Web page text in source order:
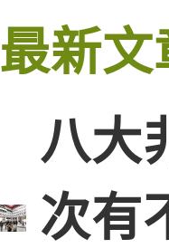
最新文
八大
次有